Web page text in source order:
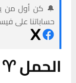
🔔 كن أول من
حساباتنا على
الحمل ♈